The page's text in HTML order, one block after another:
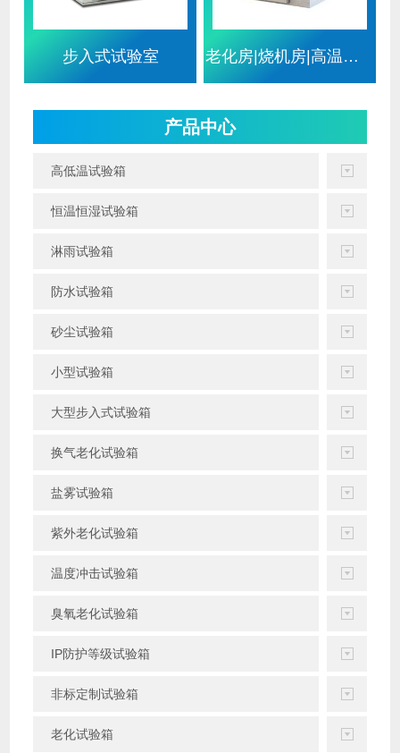
步入式试验室 老化房|烧机房|高温老化房|恒
产品中心
高低温试验箱
恒温恒湿试验箱
淋雨试验箱
防水试验箱
砂尘试验箱
小型试验箱
大型步入式试验箱
换气老化试验箱
盐雾试验箱
紫外老化试验箱
温度冲击试验箱
臭氧老化试验箱
IP防护等级试验箱
非标定制试验箱
老化试验箱